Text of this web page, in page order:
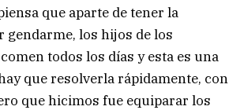
que aparte de tener la
gendarme, los hijos de los
todos los días y esta es una
que resolverla rápidamente, con
que hicimos fue equiparar los